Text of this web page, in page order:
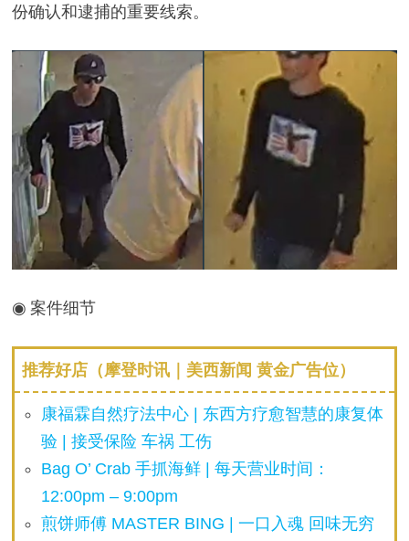
份确认和逮捕的重要线索。
◉ 案件细节
推荐好店（摩登时讯｜美西新闻 黄金广告位）
康福霖自然疗法中心 | 东西方疗愈智慧的康复体
验 | 接受保险 车祸 工伤
Bag O’ Crab 手抓海鲜 | 每天营业时间：
12:00pm – 9:00pm
煎饼师傅 MASTER BING | 一口入魂 回味无穷